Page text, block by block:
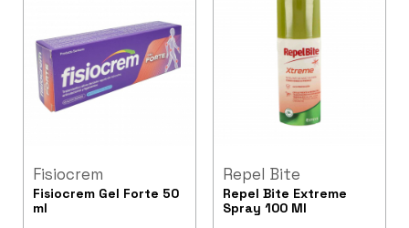
Fisiocrem
Fisiocrem Gel Forte 50
ml
Repel Bite
Repel Bite Extreme
Spray 100 Ml